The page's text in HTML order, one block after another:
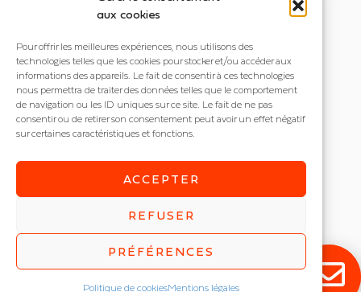
aux cookies
Pour offrir les meilleures expériences, nous utilisons des
technologies telles que les cookies pour stocker et/ou accéder aux
informations des appareils. Le fait de consentir à ces technologies
nous permettra de traiter des données telles que le comportement
de navigation ou les ID uniques sur ce site. Le fait de ne pas
consentir ou de retirer son consentement peut avoir un effet négatif
sur certaines caractéristiques et fonctions.
ACCEPTER
REFUSER
PRÉFÉRENCES
Politique de cookiesMentions légales
Éclairage circadien
Gestion de l'éclairage
Dalle LED imprimée
395 rue Docteur Marmonnier
38190 Villard Bonnot
+33 4 56 85 82 20
© NEXXLED 2026
Politique de confidentialité